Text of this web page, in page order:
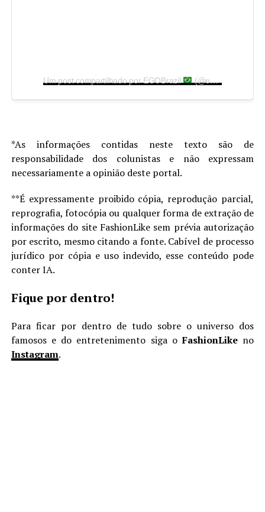
Um post compartilhado por EGOBrazil (@egobrazil)
*As informações contidas neste texto são de
responsabilidade dos colunistas e não expressam
necessariamente a opinião deste portal.
**É expressamente proibido cópia, reprodução parcial,
reprografia, fotocópia ou qualquer forma de extração de
informações do site FashionLike sem prévia autorização
por escrito, mesmo citando a fonte. Cabível de processo
jurídico por cópia e uso indevido, esse conteúdo pode
conter IA.
Fique por dentro!
Para ficar por dentro de tudo sobre o universo dos
famosos e do entretenimento siga oFashionLike no
Instagram.